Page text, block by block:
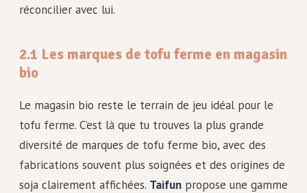
réconcilier avec lui.
2.1 Les marques de tofu ferme en magasin
bio
Le magasin bio reste le terrain de jeu idéal pour le
tofu ferme. C’est là que tu trouves la plus grande
diversité de marques de tofu ferme bio, avec des
fabrications souvent plus soignées et des origines de
soja clairement affichées. Taifun propose une gamme